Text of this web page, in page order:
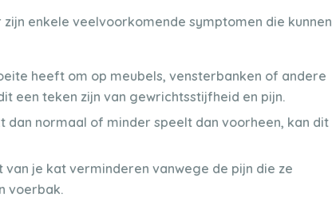
enkele veelvoorkomende symptomen die kunnen
heeft om op meubels, vensterbanken of andere
een teken zijn van gewrichtsstijfheid en pijn.
dan normaal of minder speelt dan voorheen, kan dit
je kat verminderen vanwege de pijn die ze
voerbak.